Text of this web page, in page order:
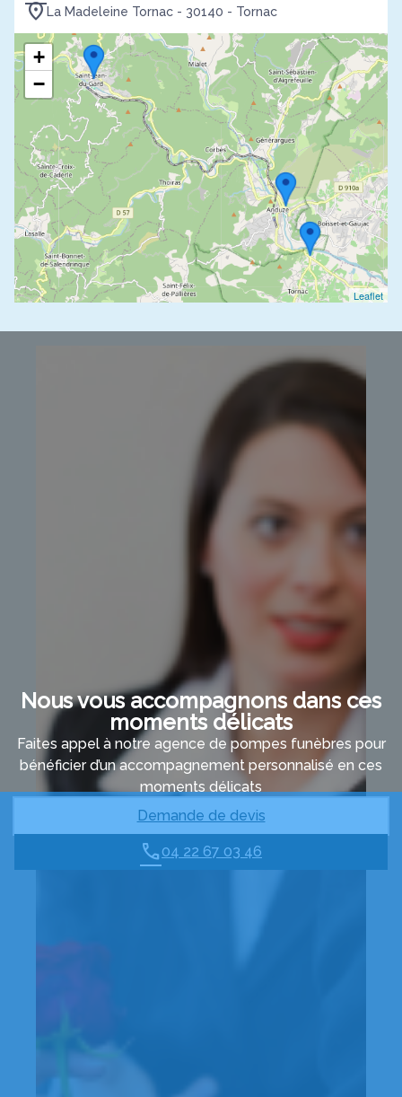
La Madeleine Tornac - 30140 - Tornac
+
−
Leaflet
Nous vous accompagnons dans ces
moments délicats
Faites appel à notre agence de pompes funèbres pour
bénéficier d’un accompagnement personnalisé en ces
moments délicats
Demande de devis
04 22 67 03 46